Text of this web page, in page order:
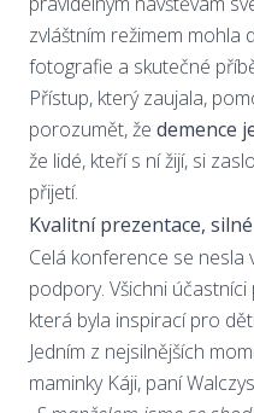
zvláštním režimem
fotografie a skutečné
Přístup, který zaujala,
porozumět, že demence
že lidé, kteří s ní žijí, si
přijetí.
Kvalitní prezentace,
Celá konference se nesla
podpory. Všichni
která byla inspirací pro
Jedním z nejsilnějších
maminky Káji, paní